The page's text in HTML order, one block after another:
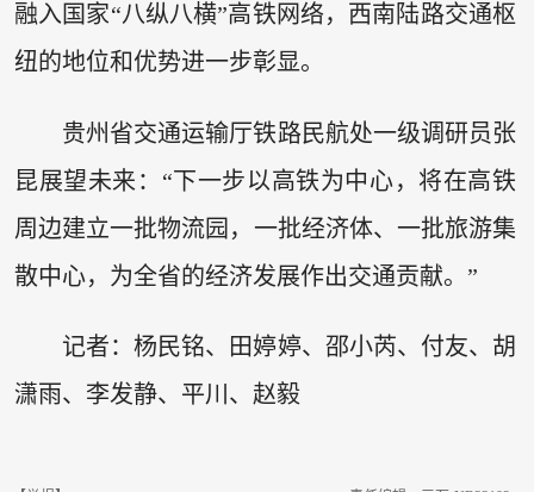
融入国家“八纵八横”高铁网络，西南陆路交通枢
纽的地位和优势进一步彰显。
贵州省交通运输厅铁路民航处一级调研员张
昆展望未来：“下一步以高铁为中心，将在高铁
周边建立一批物流园，一批经济体、一批旅游集
散中心，为全省的经济发展作出交通贡献。”
记者：杨民铭、田婷婷、邵小芮、付友、胡
潇雨、李发静、平川、赵毅